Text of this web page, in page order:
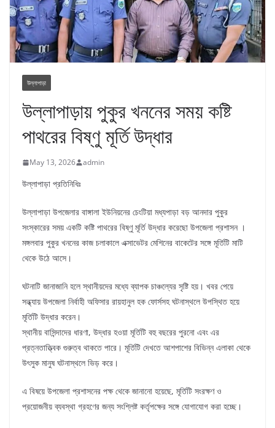
উল্লাপাড়া
উল্লাপাড়ায় পুকুর খননের সময় কষ্টি
পাথরের বিষ্ণু মূর্তি উদ্ধার
May 13, 2026 admin
উল্লাপাড়া প্রতিনিধিঃ
উল্লাপাড়া উপজেলার বাঙ্গালা ইউনিয়নের চেংটিয়া মধ্যপাড়া বড় আনদার পুকুর
সংস্কারের সময় একটি কষ্টি পাথরের বিষ্ণু মূর্তি উদ্ধার করেছো উপজেলা প্রশাসন ।
মঙ্গলবার পুকুর খননের কাজ চলাকালে এক্সাভেটর মেশিনের বাকেটের সঙ্গে মূর্তিটি মাটি
থেকে উঠে আসে।
ঘটনাটি জানাজানি হলে স্থানীয়দের মধ্যে ব্যাপক চাঞ্চল্যের সৃষ্টি হয়। খবর পেয়ে
সন্ধ্যায় উপজেলা নির্বাহী অফিসার রায়হানুল হক ফোর্সসহ ঘটনাস্থলে উপস্থিত হয়ে
মূর্তিটি উদ্ধার করেন।
স্থানীয় বাসিন্দাদের ধারণা, উদ্ধার হওয়া মূর্তিটি বহু বছরের পুরনো এবং এর
প্রত্নতাত্ত্বিক গুরুত্ব থাকতে পারে। মূর্তিটি দেখতে আশপাশের বিভিন্ন এলাকা থেকে
উৎসুক মানুষ ঘটনাস্থলে ভিড় করে।
এ বিষয়ে উপজেলা প্রশাসনের পক্ষ থেকে জানানো হয়েছে, মূর্তিটি সংরক্ষণ ও
প্রয়োজনীয় ব্যবস্থা গ্রহণের জন্য সংশ্লিষ্ট কর্তৃপক্ষের সঙ্গে যোগাযোগ করা হচ্ছে।